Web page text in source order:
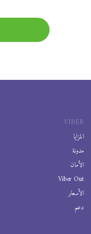
VIBER
المزايا
مدونة
الأمان
Viber Out
الأسعار
دعم